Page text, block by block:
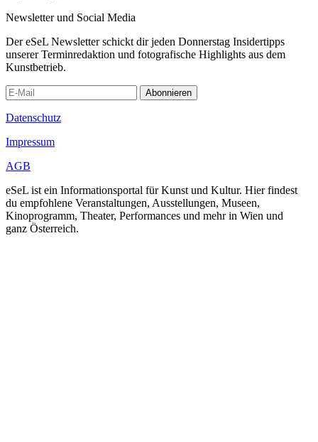
Newsletter und Social Media
Der eSeL Newsletter schickt dir jeden Donnerstag Insidertipps
unserer Terminredaktion und fotografische Highlights aus dem
Kunstbetrieb.
Abonnieren
Datenschutz
Impressum
AGB
eSeL ist ein Informationsportal für Kunst und Kultur. Hier findest
du empfohlene Veranstaltungen, Ausstellungen, Museen,
Kinoprogramm, Theater, Performances und mehr in Wien und
ganz Österreich.